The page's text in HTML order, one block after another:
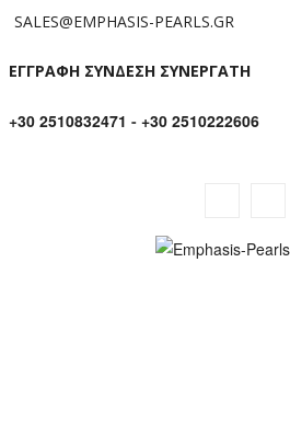
SALES@EMPHASIS-PEARLS.GR
ΕΓΓΡΑΦΗ ΣΥΝΔΕΣΗ ΣΥΝΕΡΓΑΤΗ
+30 2510832471 - +30 2510222606